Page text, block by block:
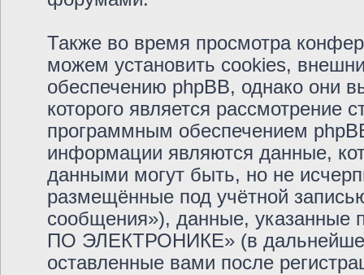
Также во время просмотра
можем установить cookies,
обеспечению phpBB, однако они
которого является рассмотрение
программным обеспечением
информации являются данные,
данными могут быть, но не
размещённые под учётной
сообщения»), данные, указанные
ПО ЭЛЕКТРОНИКЕ» (в
оставленные вами после